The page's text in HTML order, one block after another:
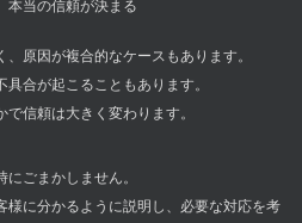
本当の信頼が決まる
原因が複合的なケースもあります。
合が起こることもあります。
信頼は大きく変わります。
ごまかしません。
様に分かるように説明し、必要な対応を考